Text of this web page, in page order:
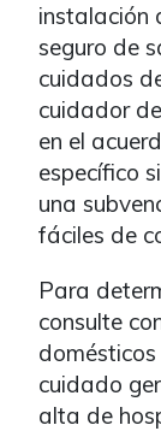
instalación
seguro de
cuidados
cuidador
en el
específico
una
fáciles de
Para
consulte
cuidado
alta de